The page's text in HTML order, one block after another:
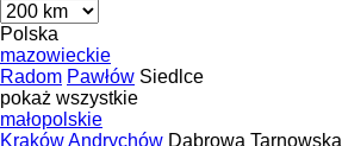
Polska
mazowieckie
Radom Pawłów Siedlce
pokaż wszystkie
małopolskie
KrakówAndrychów Dąbrowa Tarnowska